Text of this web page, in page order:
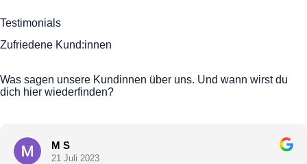
Testimonials
Zufriedene Kund:innen
Was sagen unsere Kundinnen über uns. Und wann wirst du
dich hier wiederfinden?
M S
21 Juli 2023